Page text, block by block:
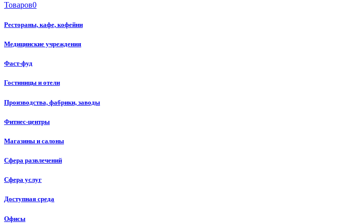
Товаров0
Рестораны, кафе, кофейни
Медицинские учреждения
Фаст-фуд
Гостиницы и отели
Производства, фабрики, заводы
Фитнес-центры
Магазины и салоны
Сфера развлечений
Сфера услуг
Доступная среда
Офисы